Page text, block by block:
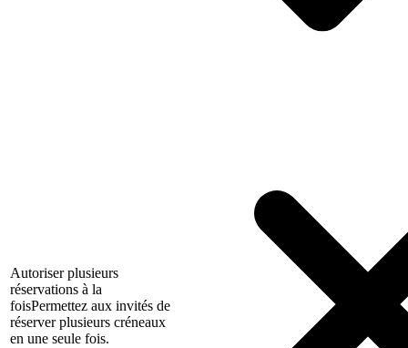
Autoriser plusieurs
réservations à la
foisPermettez aux invités de
réserver plusieurs créneaux
en une seule fois.